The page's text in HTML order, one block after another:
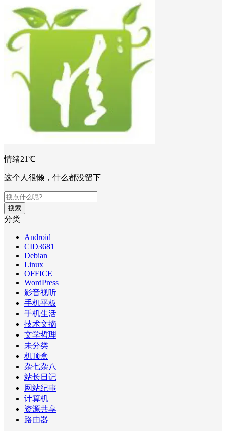
情绪21℃
这个人很懒，什么都没留下
搜索
分类
Android
CID3681
Debian
Linux
OFFICE
WordPress
影音视听
手机平板
手机生活
技术文摘
文学哲理
未分类
机顶盒
杂七杂八
站长日记
网站纪事
计算机
资源共享
路由器